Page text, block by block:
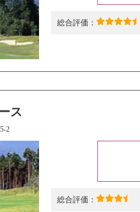
総合評価：
ス
2
総合評価：